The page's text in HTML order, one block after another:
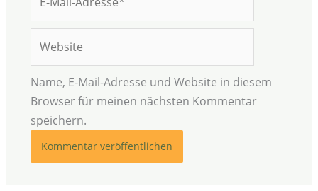
Mail-
Adresse*
Name, E-Mail-Adresse und Website in diesem
Browser für meinen nächsten Kommentar
speichern.